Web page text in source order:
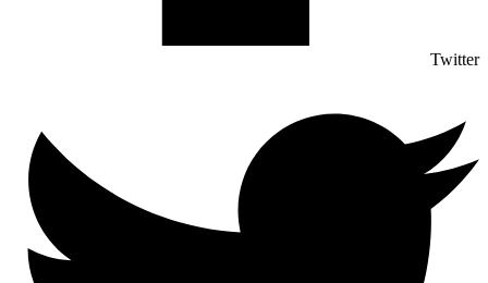
Twitter